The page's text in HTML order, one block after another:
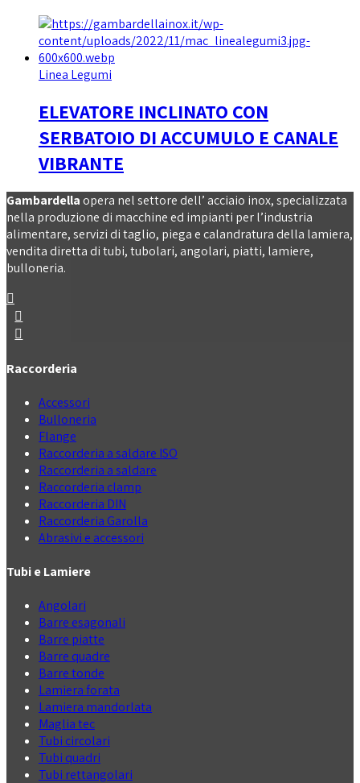
Linea Legumi
ELEVATORE INCLINATO CON
SERBATOIO DI ACCUMULO E CANALE
VIBRANTE
Gambardellaopera nel settore dell’ acciaio inox, specializzata
nella produzione di macchine ed impianti per l’industria
alimentare, servizi di taglio, piega e calandratura della lamiera,
vendita diretta di tubi, tubolari, angolari, piatti, lamiere,
bulloneria.
Raccorderia
Accessori
Bulloneria
Flange
Raccorderia a saldare ISO
Raccorderia a saldare
Raccorderia clamp
Raccorderia DIN
Raccorderia Garolla
Abrasivi e accessori
Tubi e Lamiere
Angolari
Barre esagonali
Barre piatte
Barre quadre
Barre tonde
Lamiera forata
Lamiera mandorlata
Maglia tec
Tubi circolari
Tubi quadri
Tubi rettangolari